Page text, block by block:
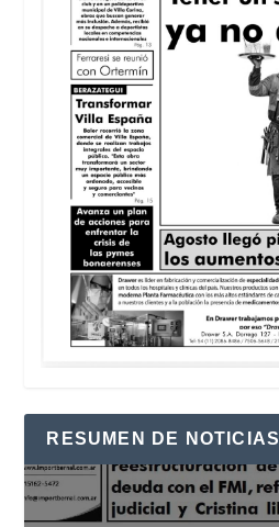
RESUMEN DE NOTICIAS
Reproductor
de
vídeo